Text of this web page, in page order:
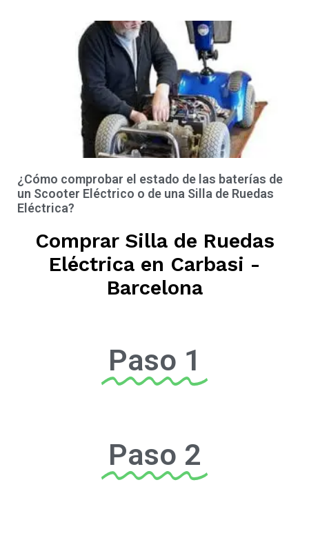
¿Cómo comprobar el estado de las baterías de
un Scooter Eléctrico o de una Silla de Ruedas
Eléctrica?
Comprar Silla de Ruedas
Eléctrica en Carbasi -
Barcelona
Paso 1
Paso 2